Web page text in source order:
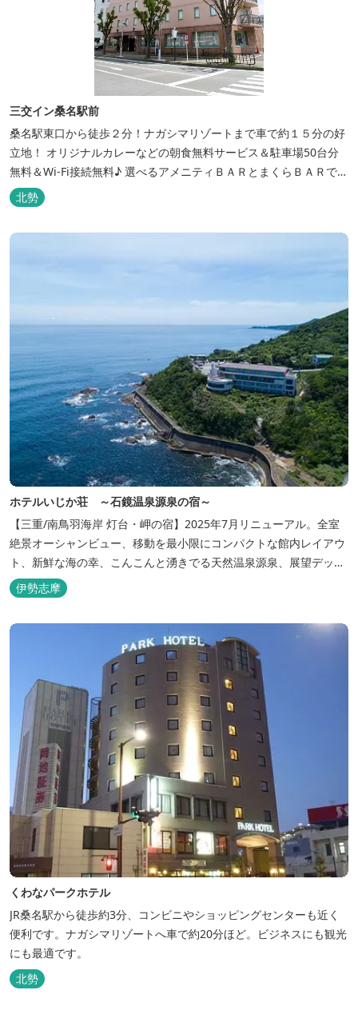
三交イン桑名駅前
桑名駅東口から徒歩２分！ナガシマリゾートまで車で約１５分の好
立地！ オリジナルカレーなどの朝食無料サービス＆駐車場50台分
無料＆Wi-Fi接続無料♪ 選べるアメニティＢＡＲとまくらＢＡＲで快
適な滞在をサポート！
北勢
ホテルいじか荘 ～石鏡温泉源泉の宿～
【三重/南鳥羽海岸 灯台・岬の宿】2025年7月リニューアル。全室
絶景オーシャンビュー、移動を最小限にコンパクトな館内レイアウ
ト、新鮮な海の幸、こんこんと湧きでる天然温泉源泉、展望デッ
キ〜いじか灯台テラス〜からの眺望が自慢のリトリートホテル。
伊勢志摩
くわなパークホテル
JR桑名駅から徒歩約3分、コンビニやショッピングセンターも近く
便利です。ナガシマリゾートへ車で約20分ほど。ビジネスにも観光
にも最適です。
北勢